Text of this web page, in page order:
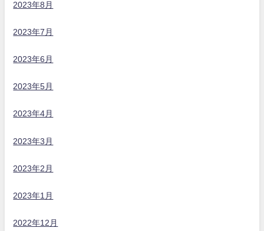
2023年8月
2023年7月
2023年6月
2023年5月
2023年4月
2023年3月
2023年2月
2023年1月
2022年12月